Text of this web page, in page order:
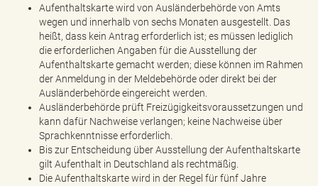
Aufenthaltskarte wird von Ausländerbehörde von Amts
wegen und innerhalb von sechs Monaten ausgestellt. Das
heißt, dass kein Antrag erforderlich ist; es müssen lediglich
die erforderlichen Angaben für die Ausstellung der
Aufenthaltskarte gemacht werden; diese können im Rahmen
der Anmeldung in der Meldebehörde oder direkt bei der
Ausländerbehörde eingereicht werden.
Ausländerbehörde prüft Freizügigkeitsvoraussetzungen und
kann dafür Nachweise verlangen; keine Nachweise über
Sprachkenntnisse erforderlich.
Bis zur Entscheidung über Ausstellung der Aufenthaltskarte
gilt Aufenthalt in Deutschland als rechtmäßig.
Die Aufenthaltskarte wird in der Regel für fünf Jahre